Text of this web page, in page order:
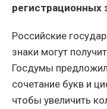
регистрационных
Российские
знаки могут
Госдумы
сочетание букв и
чтобы увеличить